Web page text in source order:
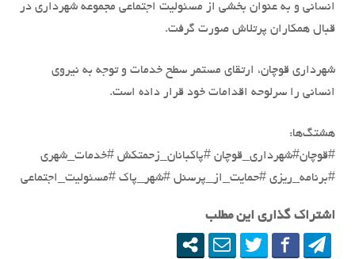
انسانی و به عنوان بخشی از مسئولیت اجتماعی مجموعه شهرداری در
قبال همکاران پرتلاش صورت گرفت.
شهرداری قوچان، ارتقای مستمر سطح خدمات و توجه به نیروی
انسانی را سرلوحه اقدامات خود قرار داده است.
هشتگ‌ها:
#قوچان#شهرداری_قوچان #پاکبانان_زحمتکش #خدمات_شهری
#برنامه_ریزی #حمایت_از_پرسنل #شهر_پاک #مسئولیت_اجتماعی
اشتراک گذاری این مطلب